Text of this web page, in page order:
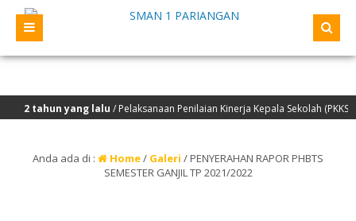
lalu/ Pelaksanaan Penilaian Kinerja Kepala Sekolah (PKKS) yang akan
Anda ada di : Home/ Galeri /PENYERAHAN RAPOR PHBTS
SEMESTER GANJIL TP 2021/2022